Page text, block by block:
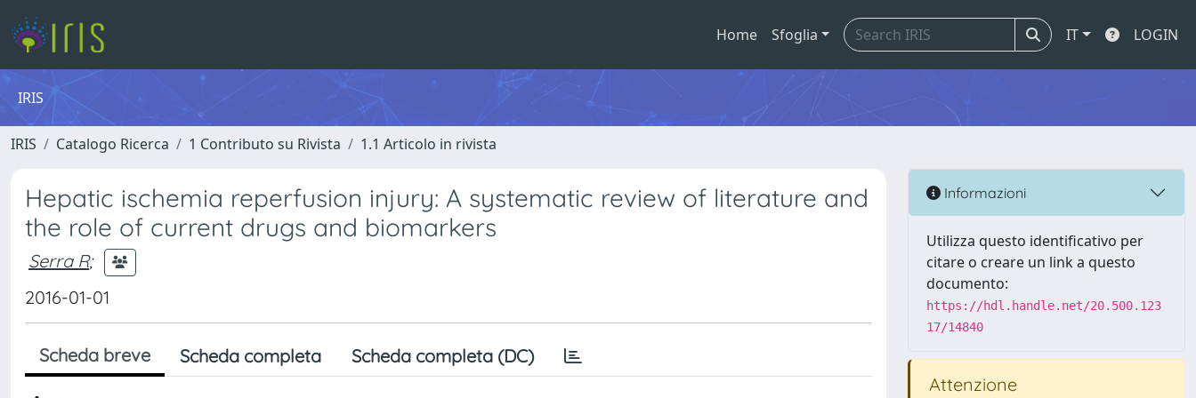
Home Sfoglia IT LOGIN
IRIS
IRIS Catalogo Ricerca 1 Contributo su Rivista 1.1 Articolo in rivista
Hepatic ischemia reperfusion injury: A systematic review of literature and
the role of current drugs and biomarkers
Serra R;
2016-01-01
Scheda breve Scheda completa Scheda completa (DC)
Informazioni
Utilizza questo identificativo per
citare o creare un link a questo
documento:
https://hdl.handle.net/20.500.123
17/14840
Attenzione